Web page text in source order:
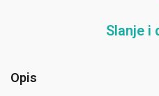
Slanje i
Opis